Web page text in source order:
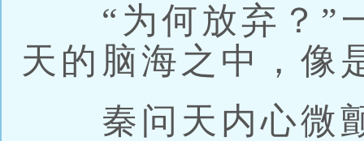
“为何放弃？”
天的脑海之中，像
秦问天内心微颤